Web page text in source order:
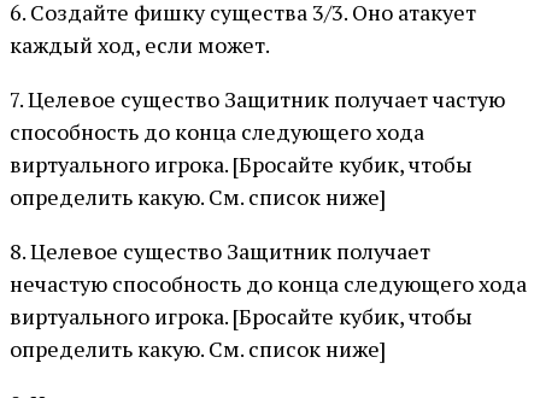
6. Создайте фишку существа 3/3. Оно атакует
каждый ход, если может.
7. Целевое существо Защитник получает частую
способность до конца следующего хода
виртуального игрока. [Бросайте кубик, чтобы
определить какую. См. список ниже]
8. Целевое существо Защитник получает
нечастую способность до конца следующего хода
виртуального игрока. [Бросайте кубик, чтобы
определить какую. См. список ниже]